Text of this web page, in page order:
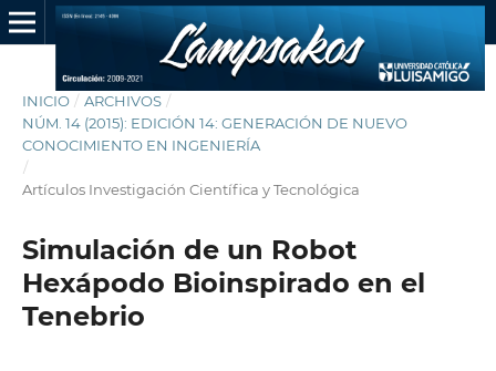
INICIO / ARCHIVOS /
NÚM. 14 (2015): EDICIÓN 14: GENERACIÓN DE NUEVO
CONOCIMIENTO EN INGENIERÍA
/
Artículos Investigación Científica y Tecnológica
Simulación de un Robot
Hexápodo Bioinspirado en el
Tenebrio